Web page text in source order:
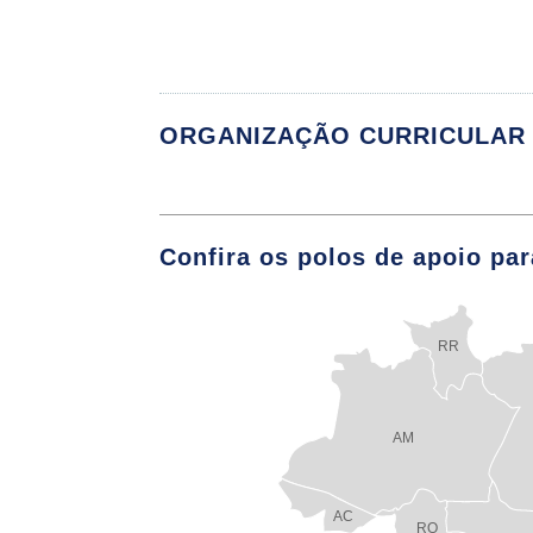
ORGANIZAÇÃO CURRICULAR
Componente
CONTABILIDADE
CONTABILIDADE
CONTABILIDADE
CONTABILIDADE
Confira os polos de apoio
RR
AM
AC
RO